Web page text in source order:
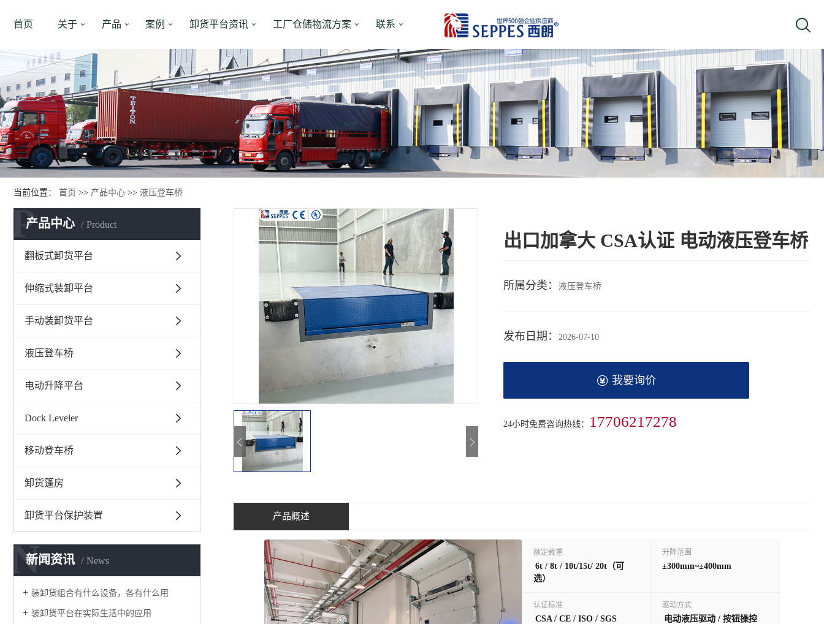
首页 关于 产品 案例 卸货平台资讯 工厂仓储物流方案 联系
当前位置： 首页 >> 产品中心 >> 液压登车桥
产品中心 Product
P
翻板式卸货平台
伸缩式装卸平台
手动装卸货平台
液压登车桥
电动升降平台
Dock Leveler
移动登车桥
卸货篷房
卸货平台保护装置
新闻资讯 News
N
装卸货组合有什么设备，各有什么用
装卸货平台在实际生活中的应用
出口加拿大 CSA认证 电动液压登车桥
所属分类：液压登车桥
发布日期：2026-07-10
我要询价
24小时免费咨询热线： 17706217278
产品概述
额定载重
6t / 8t / 10t/15t/ 20t（可
选）
升降范围
±300mm~±400mm
认证标准
CSA / CE / ISO / SGS
驱动方式
电动液压驱动 / 按钮操控